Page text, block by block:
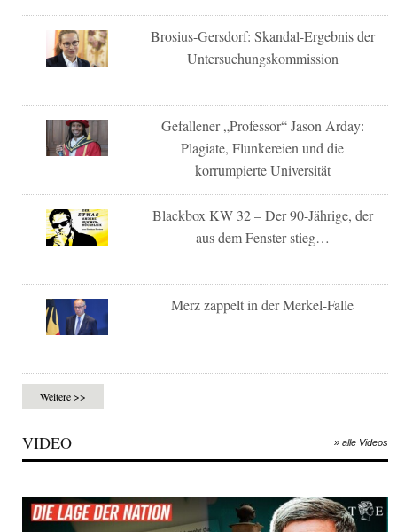
Brosius-Gersdorf: Skandal-Ergebnis der
Untersuchungskommission
Gefallener „Professor“ Jason Arday:
Plagiate, Flunkereien und die
korrumpierte Universität
Blackbox KW 32 – Der 90-Jährige, der
aus dem Fenster stieg…
Merz zappelt in der Merkel-Falle
Weitere >>
VIDEO » alle Videos